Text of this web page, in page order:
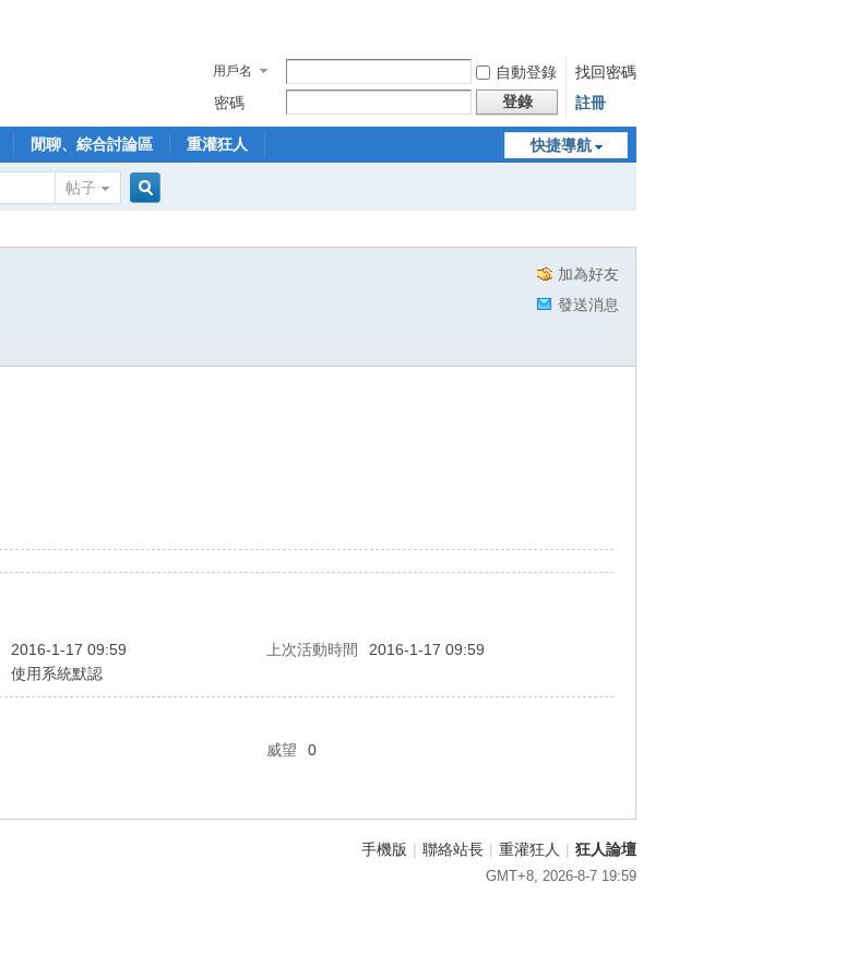
用戶名 自動登錄
找回密碼
密碼
登錄 註冊
快捷導航
閒聊、綜合討論區 重灌狂人
帖子
加為好友
發送消息
2016-1-17 09:59 上次活動時間
2016-1-17 09:59
使用系統默認
威望
0
手機版 | 聯絡站長 | 重灌狂人 | 狂人論壇
GMT+8, 2026-8-7 19:59